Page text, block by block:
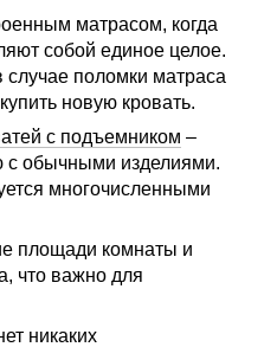
матрасом, когда
собой единое целое.
поломки матраса
новую кровать.
с подъемником –
с обычными изделиями.
многочисленными
площади комнаты и
что важно для
никаких